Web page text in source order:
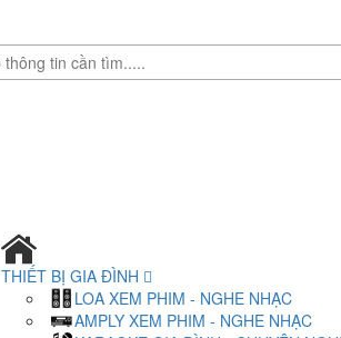
THIẾT BỊ GIA ĐÌNH
LOA XEM PHIM - NGHE NHẠC
AMPLY XEM PHIM - NGHE NHẠC